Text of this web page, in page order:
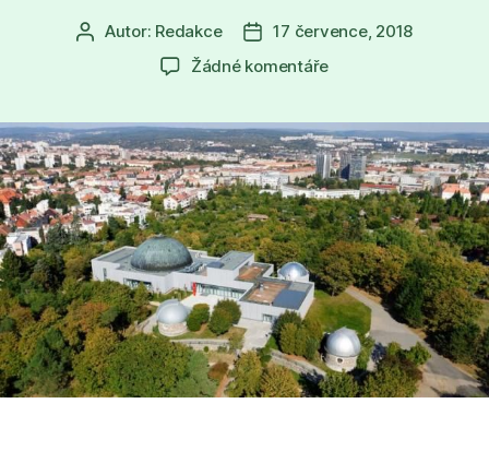
AutorAutor: Redakce
Datum
příspěvku
17 července, 2018
Žádné komentářeu
názvem
ZUŠ
Jana
Zacha
Čelákovice